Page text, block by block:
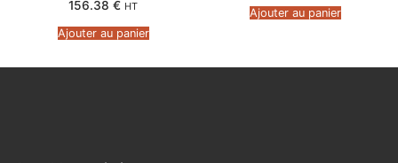
156.38 € HT
Ajouter au panier
Ajouter au panier